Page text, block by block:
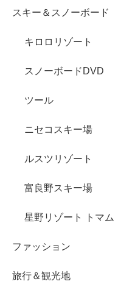
スキー＆スノーボード
キロロリゾート
スノーボードDVD
ツール
ニセコスキー場
ルスツリゾート
富良野スキー場
星野リゾート トマム
ファッション
旅行＆観光地